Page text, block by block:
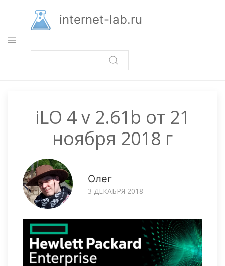
основному
содержанию
internet-lab.ru
iLO 4 v 2.61b от 21
ноября 2018 г
Олег
3 ДЕКАБРЯ 2018